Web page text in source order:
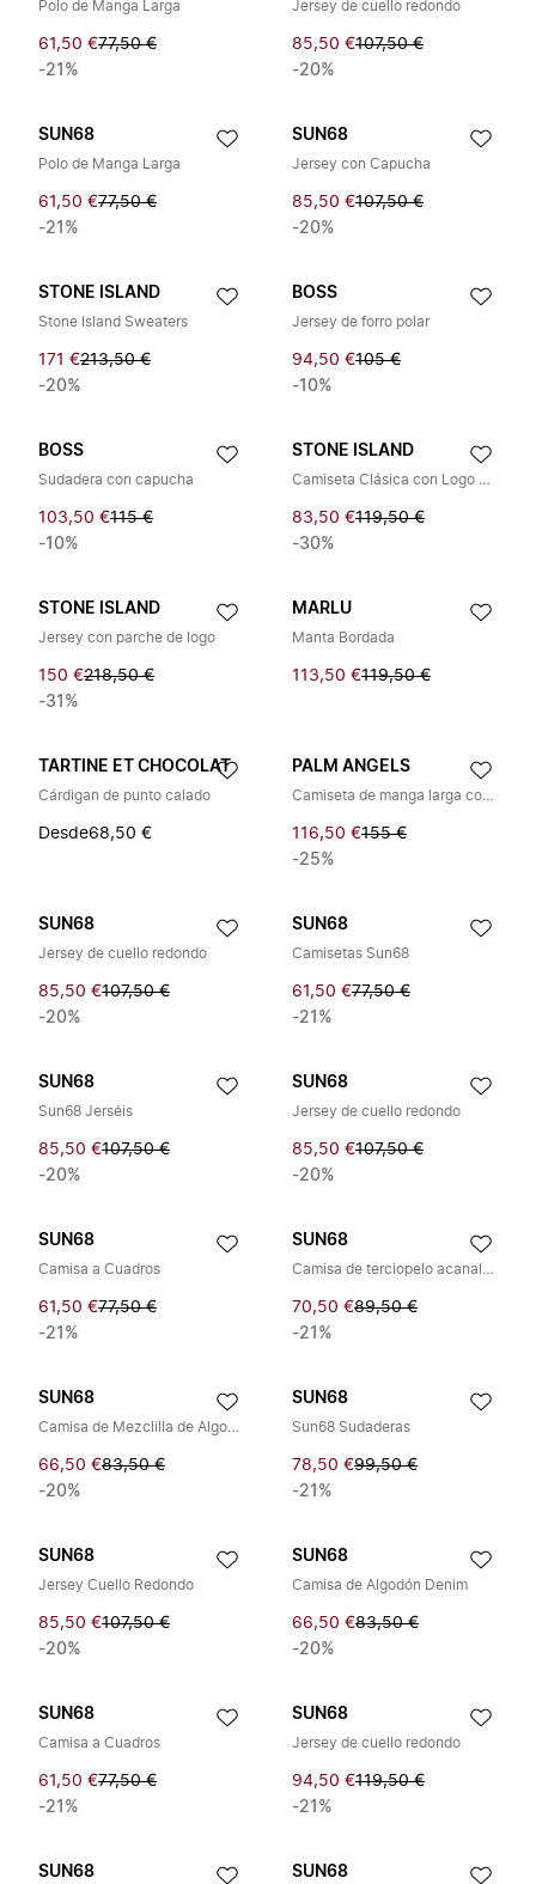
Polo de Manga Larga
61,50 €77,50 €
-21%
Jersey de cuello redondo
85,50 €107,50 €
-20%
SUN68
Polo de Manga Larga
61,50 €77,50 €
-21%
SUN68
Jersey con Capucha
85,50 €107,50 €
-20%
STONE ISLAND
Stone Island Sweaters
171 €213,50 €
-20%
BOSS
Jersey de forro polar
94,50 €105 €
-10%
BOSS
Sudadera con capucha
103,50 €115 €
-10%
STONE ISLAND
Camiseta Clásica con Logo de Parche
83,50 €119,50 €
-30%
STONE ISLAND
Jersey con parche de logo
150 €218,50 €
-31%
MARLU
Manta Bordada
113,50 €119,50 €
TARTINE ET CHOCOLAT
Cárdigan de punto calado
Desde68,50 €
PALM ANGELS
Camiseta de manga larga con aplique de oso
116,50 €155 €
-25%
SUN68
Jersey de cuello redondo
85,50 €107,50 €
-20%
SUN68
Camisetas Sun68
61,50 €77,50 €
-21%
SUN68
Sun68 Jerséis
85,50 €107,50 €
-20%
SUN68
Jersey de cuello redondo
85,50 €107,50 €
-20%
SUN68
Camisa a Cuadros
61,50 €77,50 €
-21%
SUN68
Camisa de terciopelo acanalado
70,50 €89,50 €
-21%
SUN68
Camisa de Mezclilla de Algodón
66,50 €83,50 €
-20%
SUN68
Sun68 Sudaderas
78,50 €99,50 €
-21%
SUN68
Jersey Cuello Redondo
85,50 €107,50 €
-20%
SUN68
Camisa de Algodón Denim
66,50 €83,50 €
-20%
SUN68
Camisa a Cuadros
61,50 €77,50 €
-21%
SUN68
Jersey de cuello redondo
94,50 €119,50 €
-21%
SUN68 SUN68